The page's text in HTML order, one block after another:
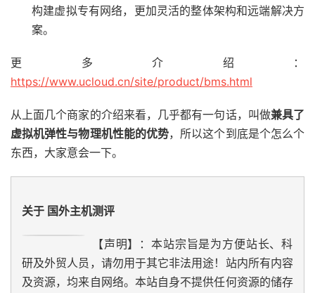
构建虚拟专有网络，更加灵活的整体架构和远端解决方
案。
更多介绍：
https://www.ucloud.cn/site/product/bms.html
从上面几个商家的介绍来看，几乎都有一句话，叫做兼具了
虚拟机弹性与物理机性能的优势，所以这个到底是个怎么个
东西，大家意会一下。
关于 国外主机测评
【声明】：本站宗旨是为方便站长、科
研及外贸人员，请勿用于其它非法用途！站内所有内容
及资源，均来自网络。本站自身不提供任何资源的储存